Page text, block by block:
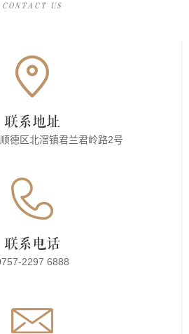
CONTACT US
联系地址
德区北滘镇君兰君岭路2号
联系电话
2297 6888